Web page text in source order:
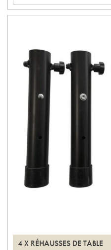
4 X RÉHAUSSES DE TABLE